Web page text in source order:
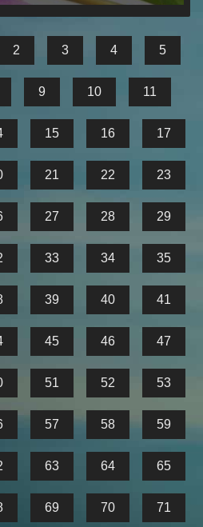
2 3 4 5
9 10 11
15 16 17
21 22 23
27 28 29
33 34 35
39 40 41
45 46 47
51 52 53
57 58 59
63 64 65
69 70 71